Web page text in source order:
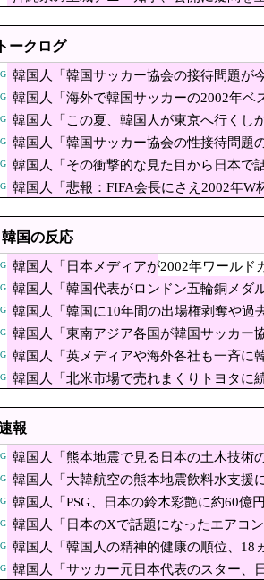
見えるのか 200年の謎をAIが解明！
警局と中国海軍の船が衝突2人
と海軍の船が衝突2人死亡 南シナ海でフィリピン
勝利効果！ムシンサ、ユニフォーム取引額が353%急
ツ李政厚（イ・ジョンフ）、1試合で2本塁打… 今
「決壊危機」台風13号「三峡直撃確定」日本「最も
誤情報を拡散した左派、間違
党の街宣車、ほんと碌でもないな
TSMCとHBM開発で協力強化」→「サムスンに負け
『れいわ信者』『れいわ知能』は差別的。放送禁
あげる」女児を公園内に誘い込みわいせつか ア
】ロシア外務省報道官「広島市
・・・なぜ日本人は妙ちくりんな女に騙されてしま
インドネシア人選手が始球式→日本保守党・百田尚
生を確定させるドイツ式の制度
はだかる壁、イスラエルはトランプ和平
スピ7400ポイント以下は押し目買いの好機と話題に
線のほうが楽」と譲りません。東京から大阪まで家
ょうか？ [8/7]
で見る日本の土木技術の完全
人は何か適当に作る感じがし
本が市場を独占している産業がこちら・
ークログ
韓国人「韓国サッカー協会の接待問題
（ﾌﾞﾙﾌﾞﾙ」＝韓国の反応
韓国人「海外で韓国サッカーの2002年
ﾌﾞﾙ」＝韓国の反応
韓国人「この夏、韓国人が東京へ行く
（ﾌﾞﾙﾌﾞﾙ」＝韓国の反応
韓国人「韓国サッカー協会の性接待問
ﾙﾌﾞﾙ」＝韓国の反応
韓国人「その衝撃的な見た目から日本
（ﾌﾞﾙﾌﾞﾙ」＝韓国の反応
韓国人「悲報：FIFA会長にさえ2002年
国の反応
韓国人「日本メディアが2002年ワール
に指摘‥」
韓国人「韓国代表がロンドン五輪銅メダ
になり得る』と報道！」
韓国人「韓国に10年間の出場権剥奪や過
式制裁を海外メディアが報道！」
韓国人「東南アジア各国が韓国サッカ
深刻なスキャンダル‥」
韓国人「英メディアや海外各社も一斉に
失墜の危機‥」
韓国人「北米市場で売れまくりトヨタに
報
韓国人「熊本地震で見る日本の土木技
見ると日本人は何か適当に作る感じがし
韓国人「大韓航空の熊本地震飲料水支援
韓国人「PSG、日本の鈴木彩艶に約60
ﾙ）」「レギュラーとして出れるとは思
韓国人「日本のXで話題になったエアコ
韓国人「韓国人の精神的健康の順位、18
韓国人「サッカー元日本代表のスター、